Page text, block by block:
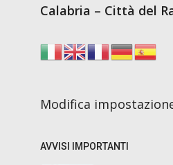
Calabria – Città del
Modifica
AVVISI IMPORTANTI